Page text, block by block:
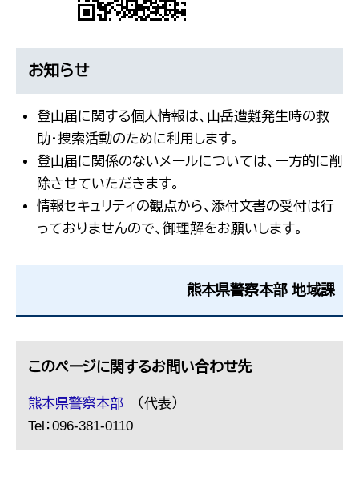
お知らせ
登山届に関する個人情報は、山岳遭難発生時の救
助・捜索活動のために利用します。
登山届に関係のないメールについては、一方的に削
除させていただきます。
情報セキュリティの観点から、添付文書の受付は行
っておりませんので、御理解をお願いします。
熊本県警察本部 地域課
このページに関するお問い合わせ先
熊本県警察本部
（代表）
Tel：096-381-0110